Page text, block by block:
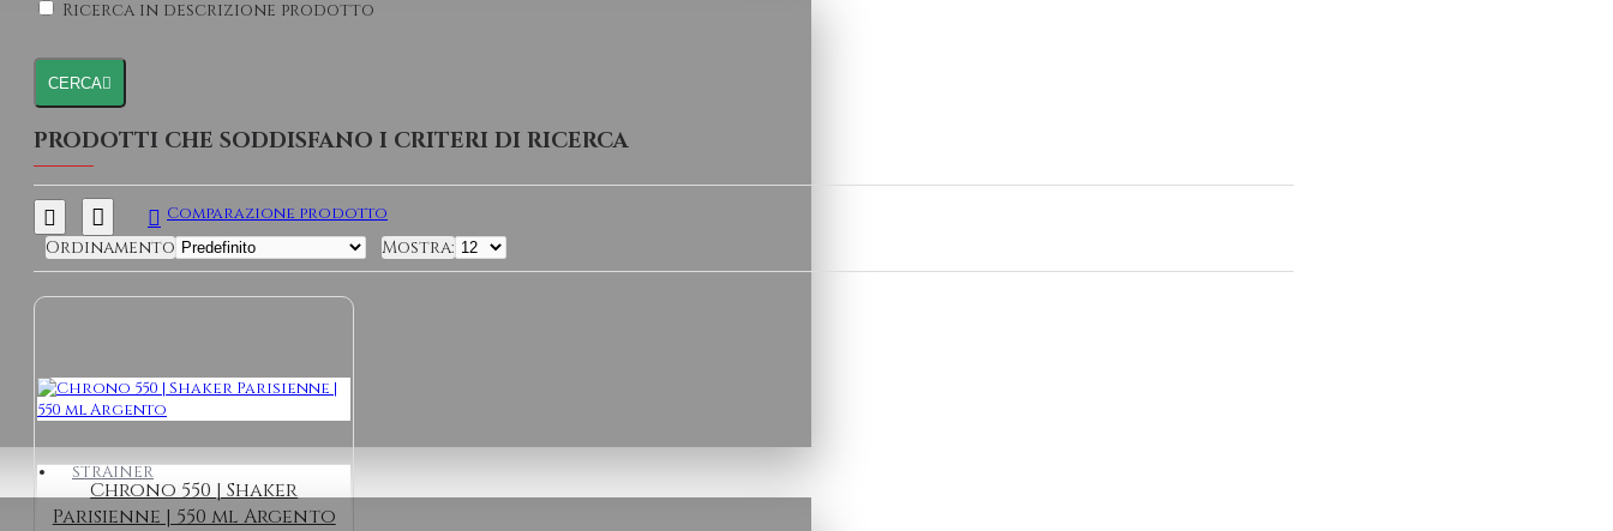
STRAINER
Ricerca in descrizione prodotto
CERCA
PRODOTTI CHE SODDISFANO I CRITERI DI RICERCA
Comparazione prodotto
Ordinamento Mostra:
Chrono 550 | Shaker
Parisienne | 550 ml Argento